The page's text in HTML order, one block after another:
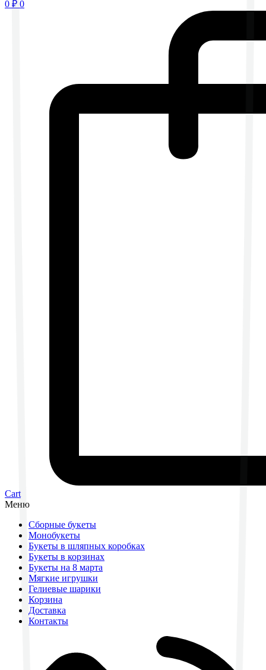
0 ₽ 0
Cart
Меню
Сборные букеты
Монобукеты
Букеты в шляпных коробках
Букеты в корзинах
Букеты на 8 марта
Мягкие игрушки
Гелиевые шарики
Корзина
Доставка
Контакты